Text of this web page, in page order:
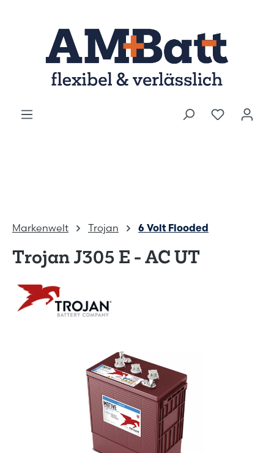
Markenwelt Trojan 6 Volt Flooded
Trojan J305 E - AC UT
Bildergalerie überspringen